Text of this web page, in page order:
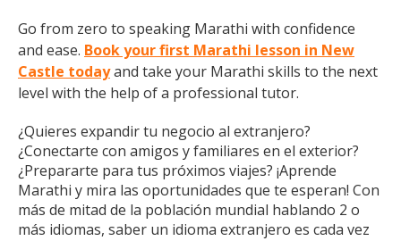
Go from zero to speaking Marathi with confidence
and ease. Book your first Marathi lesson in New
Castle todayand take your Marathi skills to the next
level with the help of a professional tutor.
¿Quieres expandir tu negocio al extranjero?
¿Conectarte con amigos y familiares en el exterior?
¿Prepararte para tus próximos viajes? ¡Aprende
Marathi y mira las oportunidades que te esperan! Con
más de mitad de la población mundial hablando 2 o
más idiomas, saber un idioma extranjero es cada vez